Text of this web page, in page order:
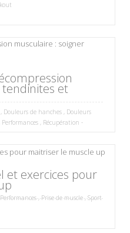
tendinites et
Douleurs de hanches
Douleurs
Performances
Récupération -
et exercices pour
Performances,Prise de muscle,Sport